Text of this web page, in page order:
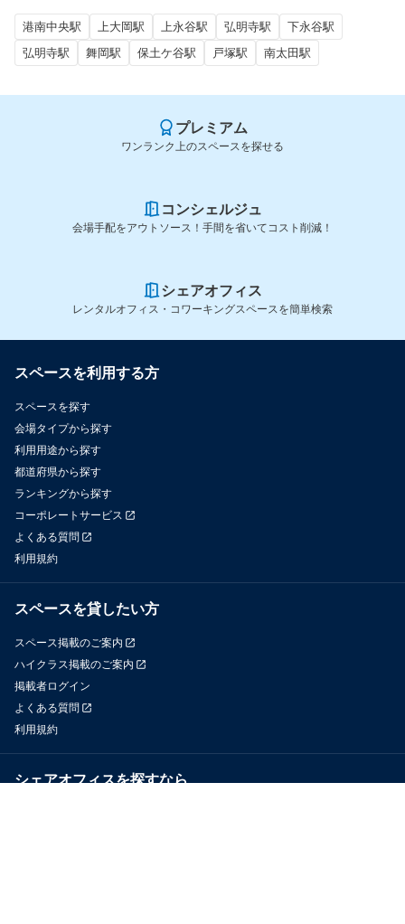
港南中央駅 上大岡駅 上永谷駅 弘明寺駅
下永谷駅
弘明寺駅
舞岡駅 保土ケ谷駅 戸塚駅 南太田駅
プレミアム
ワンランク上のスペースを探せる
コンシェルジュ
会場手配をアウトソース！手間を省いてコスト削減！
シェアオフィス
レンタルオフィス・コワーキングスペースを簡単検索
スペースを利用する方
スペースを探す
会場タイプから探す
利用用途から探す
都道府県から探す
ランキングから探す
コーポレートサービス
よくある質問
利用規約
スペースを貸したい方
スペース掲載のご案内
ハイクラス掲載のご案内
掲載者ログイン
よくある質問
利用規約
シェアオフィスを探すなら